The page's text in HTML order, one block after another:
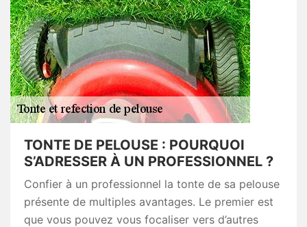
TONTE DE PELOUSE : POURQUOI
S’ADRESSER À UN PROFESSIONNEL ?
Confier à un professionnel la tonte de sa pelouse
présente de multiples avantages. Le premier est
que vous pouvez vous focaliser vers d’autres